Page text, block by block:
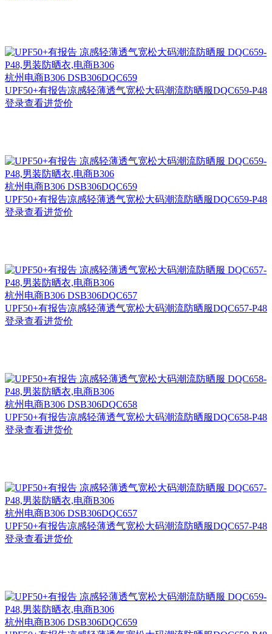
杭州 电商B306 DSB306DQC659
UPF50+有报告凉感轻薄透气宽松大码潮流防晒服DQC659-P48
登录查看进货价
杭州 电商B306 DSB306DQC659
UPF50+有报告凉感轻薄透气宽松大码潮流防晒服DQC659-P48
登录查看进货价
杭州 电商B306 DSB306DQC657
UPF50+有报告凉感轻薄透气宽松大码潮流防晒服DQC657-P48
登录查看进货价
杭州 电商B306 DSB306DQC658
UPF50+有报告凉感轻薄透气宽松大码潮流防晒服DQC658-P48
登录查看进货价
杭州 电商B306 DSB306DQC657
UPF50+有报告凉感轻薄透气宽松大码潮流防晒服DQC657-P48
登录查看进货价
杭州 电商B306 DSB306DQC659